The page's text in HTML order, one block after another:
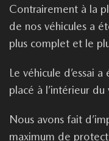
Contrairement à la
de nos véhicules a
plus complet et le
Le véhicule d’essai
placé à l’intérieur
Nous avons fait
maximum de